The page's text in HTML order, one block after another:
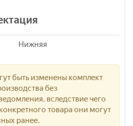
Нижняя
быть изменены комплект
без
вследствие чего
товара они могут
ранее.